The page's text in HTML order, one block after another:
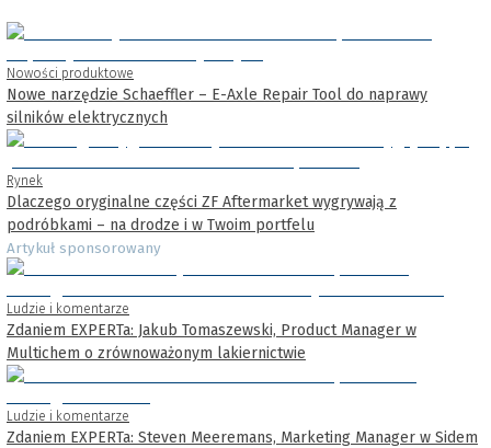
Nowości produktowe
Nowe narzędzie Schaeffler – E-Axle Repair Tool do naprawy
silników elektrycznych
Rynek
Dlaczego oryginalne części ZF Aftermarket wygrywają z
podróbkami – na drodze i w Twoim portfelu
Artykuł sponsorowany
Ludzie i komentarze
Zdaniem EXPERTa: Jakub Tomaszewski, Product Manager w
Multichem o zrównoważonym lakiernictwie
Ludzie i komentarze
Zdaniem EXPERTa: Steven Meeremans, Marketing Manager w Sidem